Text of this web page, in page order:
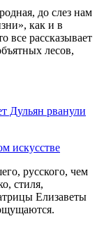
до слез нам
как и в
все рассказывает
лесов,
Дульян рванули
искусстве
русского, чем
стиля,
Елизаветы